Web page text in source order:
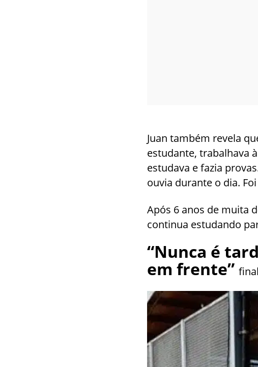
Juan também revela
estudante, trabalhava
estudava e fazia
ouvia durante o dia.
Após 6 anos de muita
continua estudando
“Nunca é
em frente”